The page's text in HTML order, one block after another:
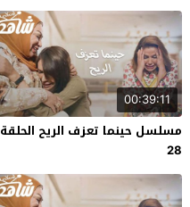
00:39:11
مسلسل حينما تعزف الريح الحلقة
28